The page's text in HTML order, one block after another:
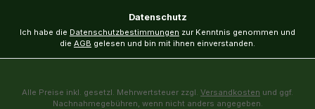
Datenschutz
Ich habe die Datenschutzbestimmungen zur Kenntnis genommen und
die AGB gelesen und bin mit ihnen einverstanden.
Alle Preise inkl. gesetzl. Mehrwertsteuer zzgl. Versandkosten und ggf.
Nachnahmegebühren, wenn nicht anders angegeben.